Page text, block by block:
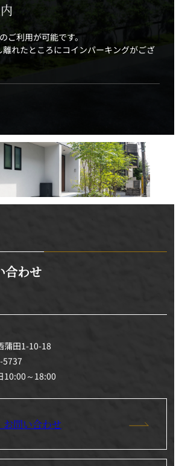
ご利用が可能です。
れたところにコインパーキングがござ
合わせ
蒲田1-10-18
5737
10:00～18:00
お問い合わせ